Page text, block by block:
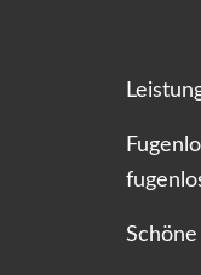
Schöne